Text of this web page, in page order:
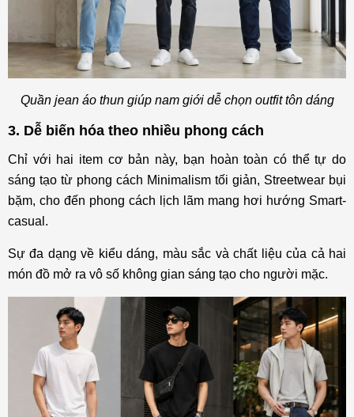
Quần jean áo thun giúp nam giới dễ chọn outfit tôn dáng
3. Dễ biến hóa theo nhiều phong cách
Chỉ với hai item cơ bản này, bạn hoàn toàn có thể tự do
sáng tạo từ phong cách Minimalism tối giản, Streetwear bụi
bặm, cho đến phong cách lịch lãm mang hơi hướng Smart-
casual.
Sự đa dạng về kiểu dáng, màu sắc và chất liệu của cả hai
món đồ mở ra vô số không gian sáng tạo cho người mặc.